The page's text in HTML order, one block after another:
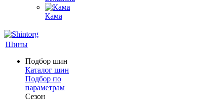
Кама
Шины
Подбор шин
Каталог шин
Подбор по
параметрам
Сезон